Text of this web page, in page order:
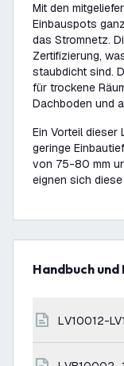
Mit den
Einbauspots
das Stromnetz.
Zertifizierung,
staubdicht sind.
für trockene
Dachboden und
Ein Vorteil dieser
geringe
von 75-80 mm
eignen sich
Handbuch
LV10012-